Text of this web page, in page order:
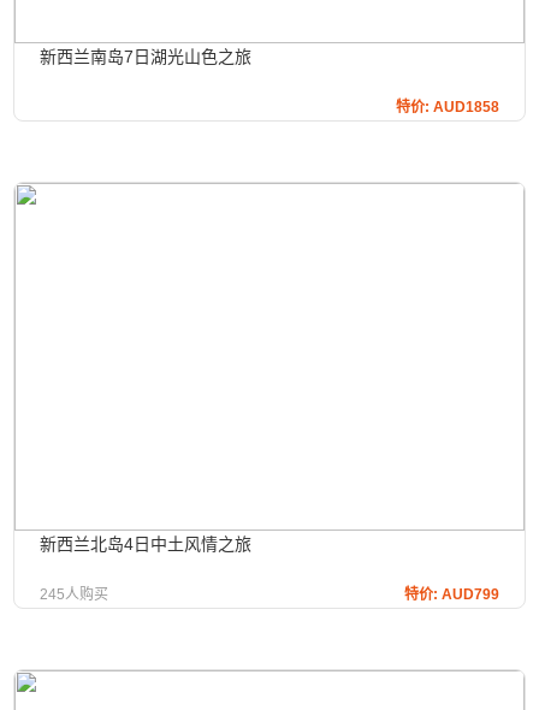
新西兰南岛7日湖光山色之旅
特价: AUD1858
新西兰北岛4日中土风情之旅
245人购买 特价: AUD799